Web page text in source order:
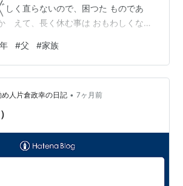
しく直らないので、困つた ものであ
ゝえて、長く休む事は おもわしくない
がフイになる。 会社の方で働ける様に
れたら、体を第一 に考へ、作業の方は
が大事だ。 心配な貞昌である。八時ご
も 風邪も大部よくなり、今日は政美を
ゐる。 政美十時ごろ急に泣き出し、ど
#父 #家族
人片倉政幸の日記 • 7ヶ月前